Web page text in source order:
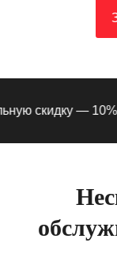
скидку — 10% ·